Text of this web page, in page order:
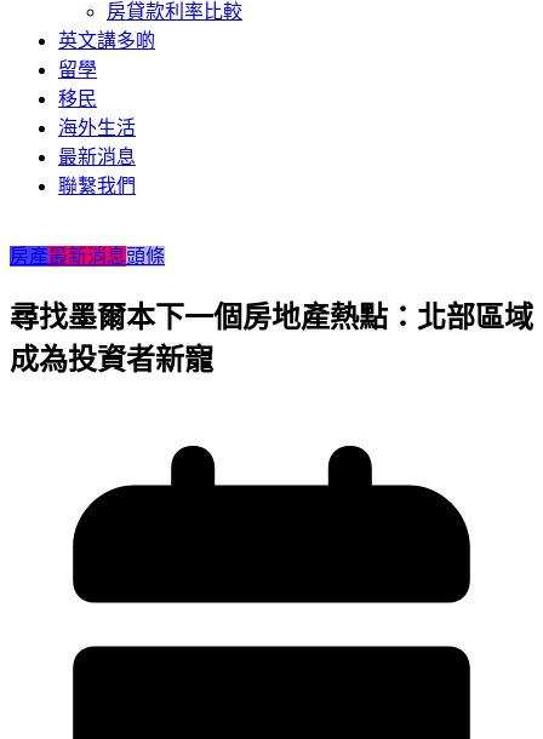
房貸款利率比較
英文講多啲
留學
移民
海外生活
最新消息
聯繫我們
房產最新消息頭條
尋找墨爾本下一個房地產熱點：北部區域
成為投資者新寵